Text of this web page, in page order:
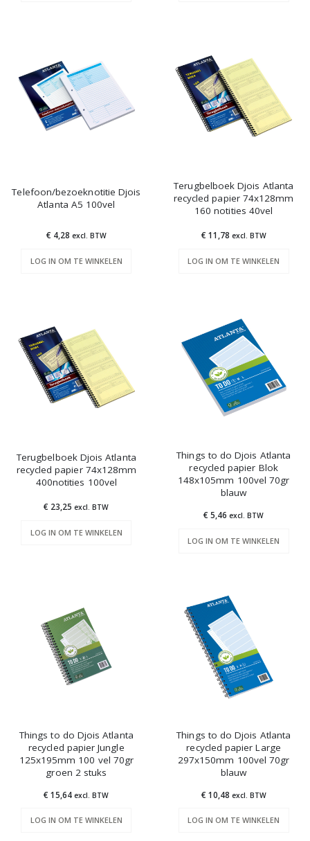
Telefoon/bezoeknotitie Djois
Atlanta A5 100vel
€ 4,28 excl. BTW
LOG IN OM TE WINKELEN
Terugbelboek Djois Atlanta
recycled papier 74x128mm
160 notities 40vel
€ 11,78 excl. BTW
LOG IN OM TE WINKELEN
Terugbelboek Djois Atlanta
recycled papier 74x128mm
400notities 100vel
€ 23,25excl. BTW
LOG IN OM TE WINKELEN
Things to do Djois Atlanta
recycled papier Blok
148x105mm 100vel 70gr
blauw
€ 5,46excl. BTW
LOG IN OM TE WINKELEN
Things to do Djois Atlanta
recycled papier Jungle
125x195mm 100 vel 70gr
groen 2 stuks
€ 15,64excl. BTW
LOG IN OM TE WINKELEN
Things to do Djois Atlanta
recycled papier Large
297x150mm 100vel 70gr
blauw
€ 10,48 excl. BTW
LOG IN OM TE WINKELEN